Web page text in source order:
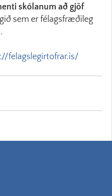
skólanum að gjöf
sem er félagsfræðileg
felagslegirtofrar.is/